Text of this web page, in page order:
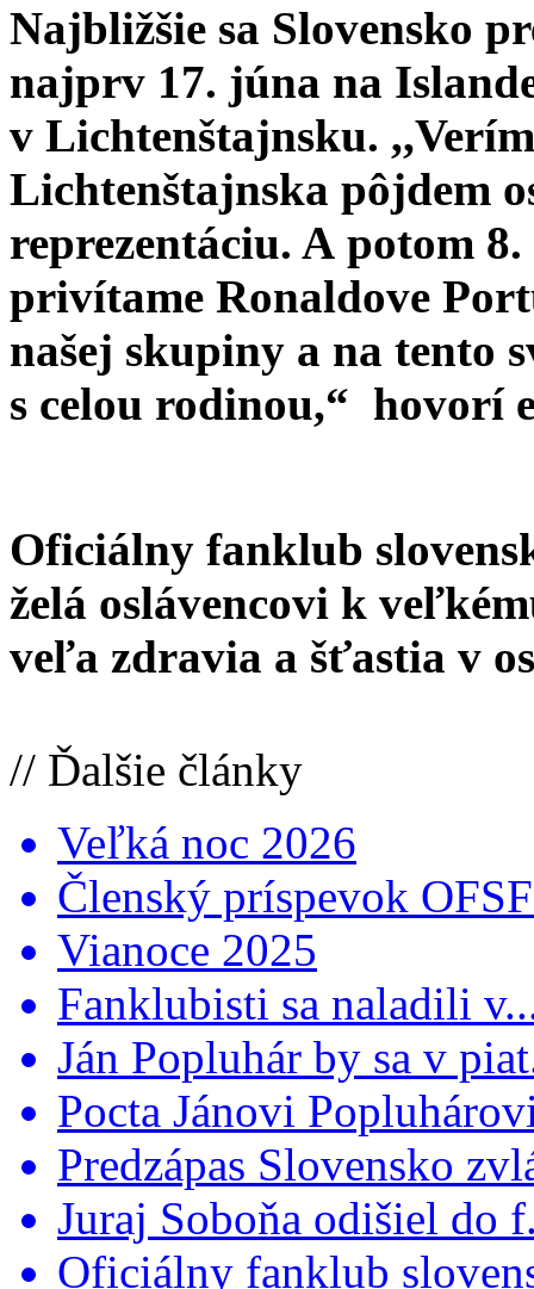
Najbližšie sa Slovensko
najprv 17. júna na
v Lichtenštajnsku.
Lichtenštajnska pôjdem
reprezentáciu. A potom
privítame Ronaldove
našej skupiny a na tento
s celou rodinou,“ hovorí
Oficiálny fanklub
želá oslávencovi k
veľa zdravia a šťastia v
// Ďalšie články
Veľká noc 2026
Členský príspevok
Vianoce 2025
Fanklubisti sa naladili
Ján Popluhár by sa v
Pocta Jánovi
Predzápas Slovensko
Juraj Soboňa odišiel do
Oficiálny fanklub